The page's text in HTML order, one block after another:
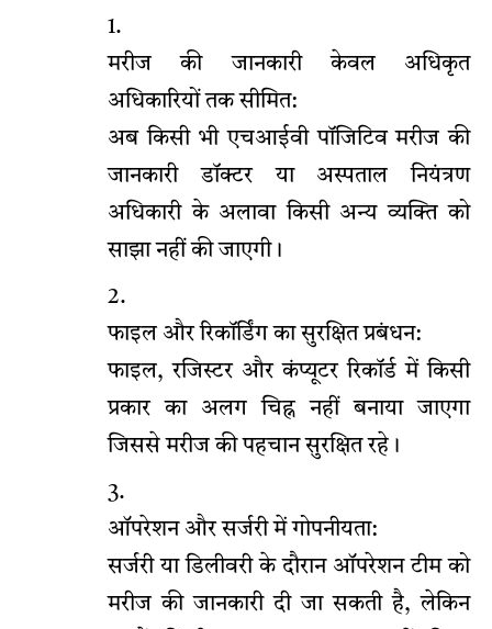
मरीज की जानकारी केवल अधिकृत
अधिकारियों तक सीमित:
अब किसी भी एचआईवी पॉजिटिव मरीज की
जानकारी डॉक्टर या अस्पताल नियंत्रण
अधिकारी के अलावा किसी अन्य व्यक्ति को
साझा नहीं की जाएगी।
फाइल और रिकॉर्डिंग का सुरक्षित प्रबंधन:
फाइल, रजिस्टर और कंप्यूटर रिकॉर्ड में किसी
प्रकार का अलग चिह्न नहीं बनाया जाएगा
जिससे मरीज की पहचान सुरक्षित रहे।
ऑपरेशन और सर्जरी में गोपनीयता:
सर्जरी या डिलीवरी के दौरान ऑपरेशन टीम को
मरीज की जानकारी दी जा सकती है, लेकिन